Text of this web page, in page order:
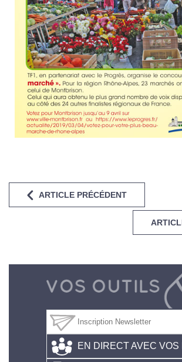
ARTICLE PRÉCÉDENT
EN DIRECT AVEC VOS